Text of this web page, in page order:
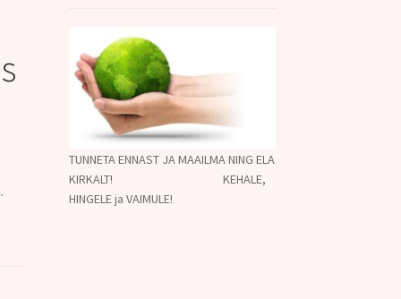
TUNNETA ENNAST JA MAAILMA NING ELA
KIRKALT! KEHALE,
HINGELE ja VAIMULE!